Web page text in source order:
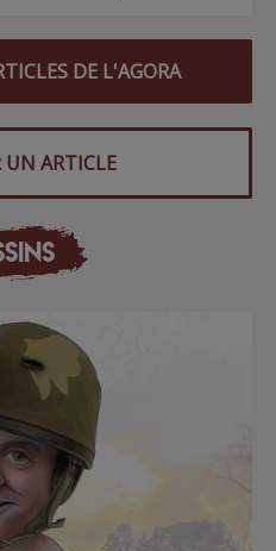
DE L'AGORA
UN ARTICLE